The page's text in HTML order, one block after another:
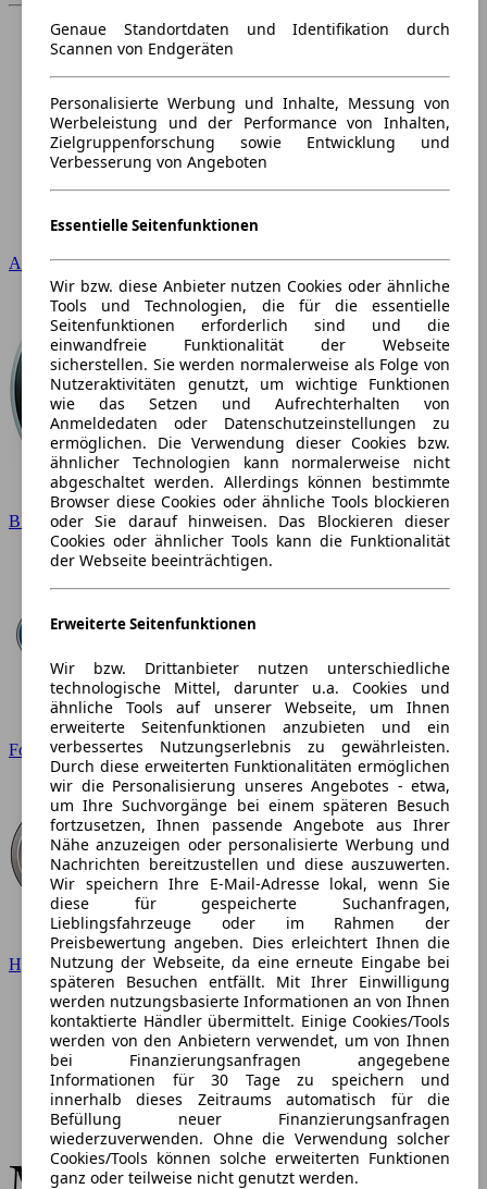
Audi
BMW
Ford
Hyundai
Genaue Standortdaten und Identifikation durch
Scannen von Endgeräten
Personalisierte Werbung und Inhalte, Messung von
Werbeleistung und der Performance von Inhalten,
Zielgruppenforschung sowie Entwicklung und
Verbesserung von Angeboten
Essentielle Seitenfunktionen
Wir bzw. diese Anbieter nutzen Cookies oder ähnliche
Tools und Technologien, die für die essentielle
Seitenfunktionen erforderlich sind und die
einwandfreie Funktionalität der Webseite
sicherstellen. Sie werden normalerweise als Folge von
Nutzeraktivitäten genutzt, um wichtige Funktionen
wie das Setzen und Aufrechterhalten von
Anmeldedaten oder Datenschutzeinstellungen zu
ermöglichen. Die Verwendung dieser Cookies bzw.
ähnlicher Technologien kann normalerweise nicht
abgeschaltet werden. Allerdings können bestimmte
Browser diese Cookies oder ähnliche Tools blockieren
oder Sie darauf hinweisen. Das Blockieren dieser
Cookies oder ähnlicher Tools kann die Funktionalität
der Webseite beeinträchtigen.
Erweiterte Seitenfunktionen
Wir bzw. Drittanbieter nutzen unterschiedliche
technologische Mittel, darunter u.a. Cookies und
ähnliche Tools auf unserer Webseite, um Ihnen
erweiterte Seitenfunktionen anzubieten und ein
verbessertes Nutzungserlebnis zu gewährleisten.
Durch diese erweiterten Funktionalitäten ermöglichen
wir die Personalisierung unseres Angebotes - etwa,
um Ihre Suchvorgänge bei einem späteren Besuch
fortzusetzen, Ihnen passende Angebote aus Ihrer
Nähe anzuzeigen oder personalisierte Werbung und
Nachrichten bereitzustellen und diese auszuwerten.
Wir speichern Ihre E-Mail-Adresse lokal, wenn Sie
diese für gespeicherte Suchanfragen,
Lieblingsfahrzeuge oder im Rahmen der
Preisbewertung angeben. Dies erleichtert Ihnen die
Nutzung der Webseite, da eine erneute Eingabe bei
späteren Besuchen entfällt. Mit Ihrer Einwilligung
werden nutzungsbasierte Informationen an von Ihnen
kontaktierte Händler übermittelt. Einige Cookies/Tools
werden von den Anbietern verwendet, um von Ihnen
bei Finanzierungsanfragen angegebene
Informationen für 30 Tage zu speichern und
innerhalb dieses Zeitraums automatisch für die
Befüllung neuer Finanzierungsanfragen
wiederzuverwenden. Ohne die Verwendung solcher
Cookies/Tools können solche erweiterten Funktionen
ganz oder teilweise nicht genutzt werden.